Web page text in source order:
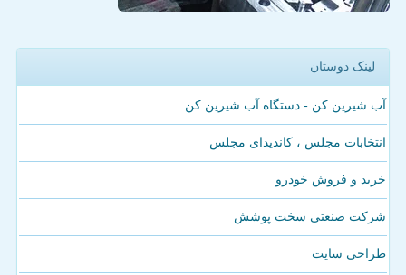
لینک دوستان
آب شیرین کن - دستگاه آب شیرین کن
انتخابات مجلس ، کاندیدای مجلس
خرید و فروش خودرو
شرکت صنعتی سخت پوشش
طراحی سایت